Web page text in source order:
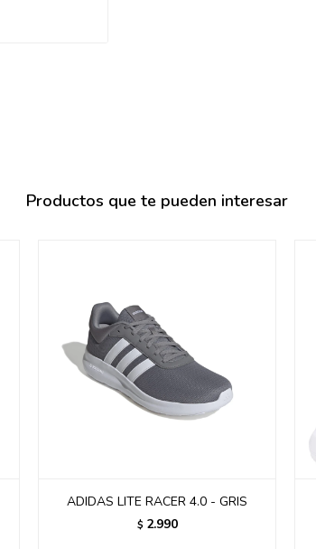
Productos que te pueden interesar
ADIDAS LITE RACER 4.0 - GRIS
$ 2.990